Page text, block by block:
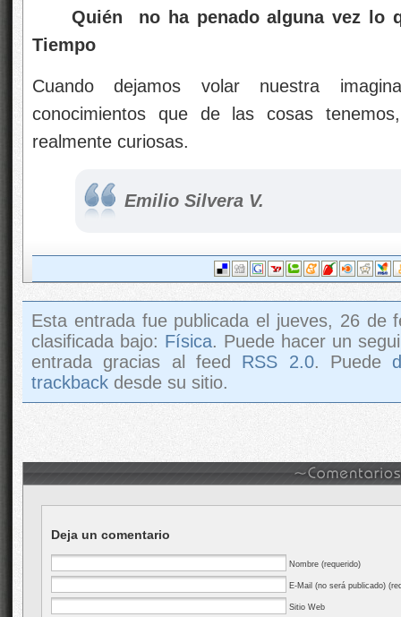
Quién no ha penado alguna vez lo
Tiempo
Cuando dejamos volar nuestra
conocimientos que de las cosas
realmente curiosas.
Emilio Silvera V.
Esta entrada fue publicada el jueves, 26 de
clasificada bajo: Física. Puede hacer un
entrada gracias al feed RSS 2.0. Puede
trackback desde su sitio.
Deja un comentario
Nombre (requerido)
E-Mail (no será publicado)
Sitio Web